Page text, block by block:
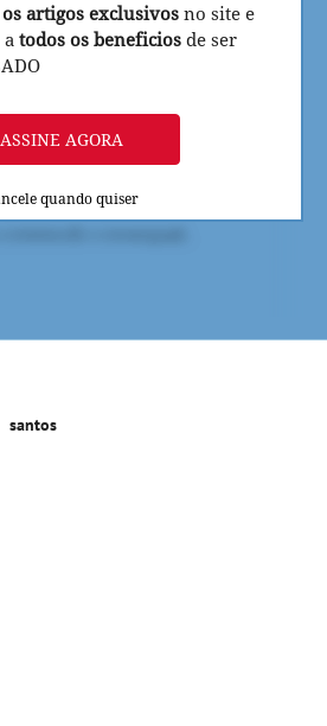
artigos exclusivos no site e
a todos os beneficios de ser
ASSINE AGORA
quando quiser
santos